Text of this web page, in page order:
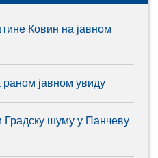
Ковин на јавном
јавном увиду
шуму у Панчеву